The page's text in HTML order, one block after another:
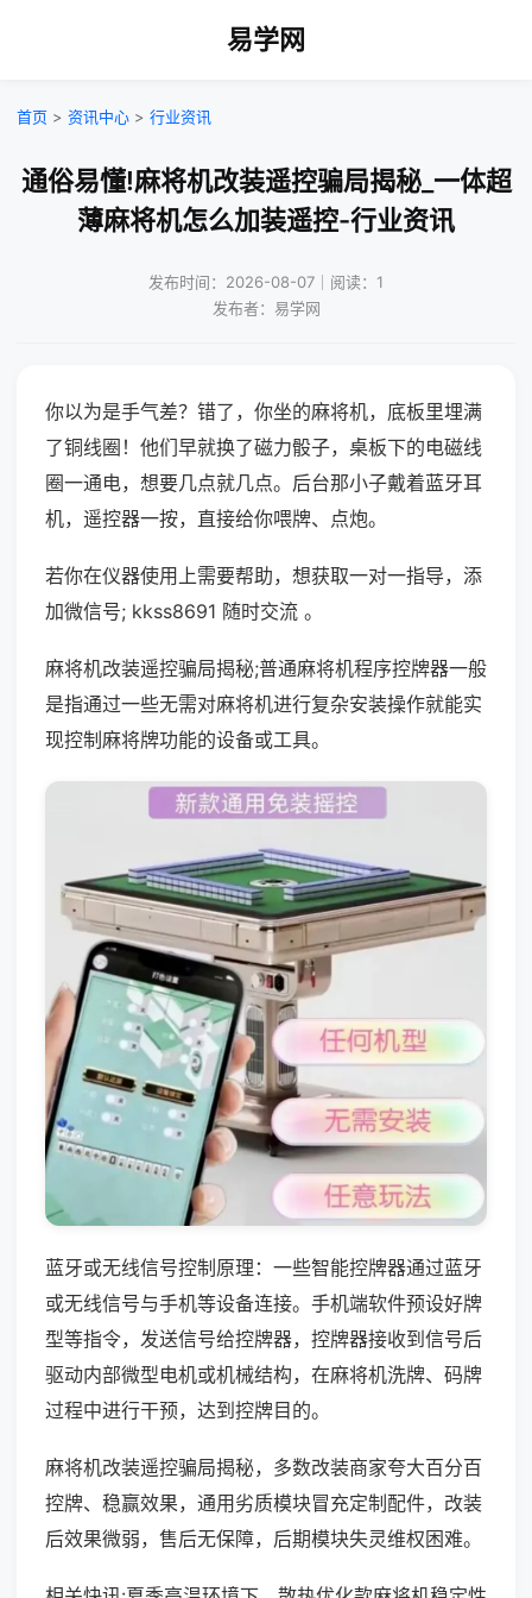
易学网
首页 > 资讯中心 > 行业资讯
通俗易懂!麻将机改装遥控骗局揭秘_一体超
薄麻将机怎么加装遥控-行业资讯
发布时间：2026-08-07｜阅读：1
发布者：易学网
你以为是手气差？错了，你坐的麻将机，底板里埋满
了铜线圈！他们早就换了磁力骰子，桌板下的电磁线
圈一通电，想要几点就几点。后台那小子戴着蓝牙耳
机，遥控器一按，直接给你喂牌、点炮。
若你在仪器使用上需要帮助，想获取一对一指导，添
加微信号; kkss8691 随时交流 。
麻将机改装遥控骗局揭秘;普通麻将机程序控牌器一般
是指通过一些无需对麻将机进行复杂安装操作就能实
现控制麻将牌功能的设备或工具。
蓝牙或无线信号控制原理：一些智能控牌器通过蓝牙
或无线信号与手机等设备连接。手机端软件预设好牌
型等指令，发送信号给控牌器，控牌器接收到信号后
驱动内部微型电机或机械结构，在麻将机洗牌、码牌
过程中进行干预，达到控牌目的。
麻将机改装遥控骗局揭秘，多数改装商家夸大百分百
控牌、稳赢效果，通用劣质模块冒充定制配件，改装
后效果微弱，售后无保障，后期模块失灵维权困难。